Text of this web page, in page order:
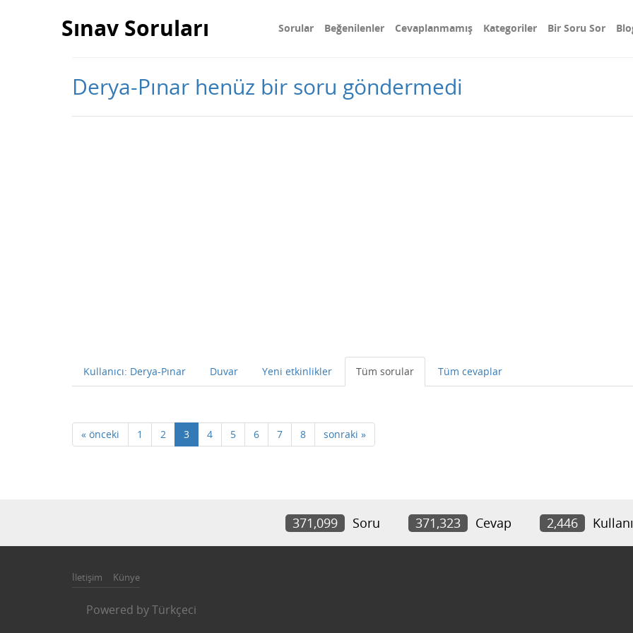
Sınav Soruları Sorular Beğenilenler Cevaplanmamış Kategoriler Bir Soru Sor
Derya-Pınar henüz bir soru göndermedi
Kullanıcı: Derya-Pınar Duvar Yeni etkinlikler Tüm sorular Tüm cevaplar
« önceki 1 2 3 4 5 6 7 8 sonraki »
371,099 Soru 371,323 Cevap 2,446
İletişim Künye
Powered byTürkçeci